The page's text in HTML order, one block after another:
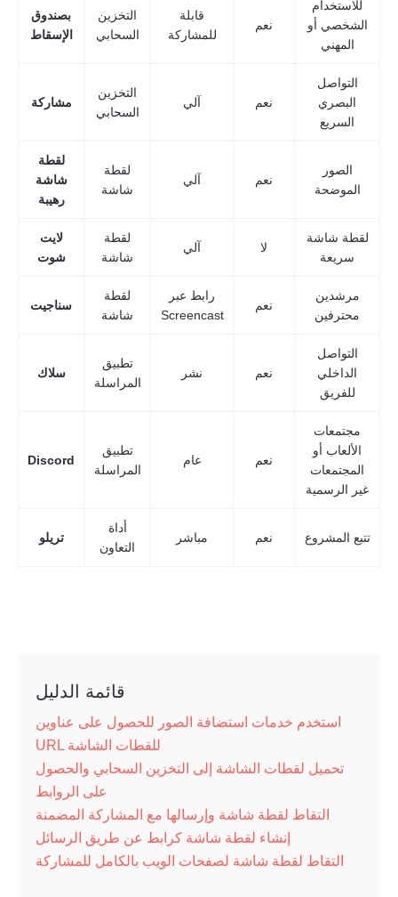
بصندوق
الإسقاط
التخزين
السحابي
قابلة
للمشاركة
نعم
للاستخدام
الشخصي أو
المهني
مشاركة
التخزين
السحابي
آلي نعم
التواصل
البصري
السريع
لقطة
شاشة
رهيبة
لقطة
شاشة
آلي نعم
الصور
الموضحة
لايت
شوت
لقطة
شاشة
آلي لا
لقطة شاشة
سريعة
سناجيت
لقطة
شاشة
رابط عبر
Screencast
نعم
مرشدين
محترفين
سلاك
تطبيق
المراسلة
نشر نعم
التواصل
الداخلي
للفريق
Discord
تطبيق
المراسلة
عام نعم
مجتمعات
الألعاب أو
المجتمعات
غير الرسمية
تريلو
أداة
التعاون
مباشر نعم تتبع المشروع
قائمة الدليل
استخدم خدمات استضافة الصور للحصول على عناوين
URL للقطات الشاشة
تحميل لقطات الشاشة إلى التخزين السحابي والحصول
على الروابط
التقاط لقطة شاشة وإرسالها مع المشاركة المضمنة
إنشاء لقطة شاشة كرابط عن طريق الرسائل
التقاط لقطة شاشة لصفحات الويب بالكامل للمشاركة